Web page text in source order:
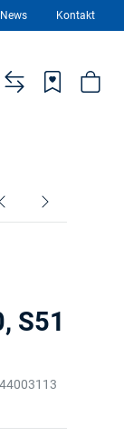
News Kontakt
S51